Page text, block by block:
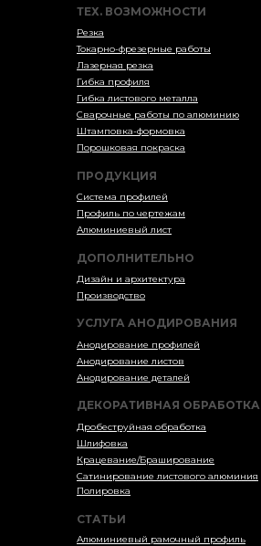
ПРОДУКЦИЯ
Система профилей
Профиль по чертежам
Алюминиевый лист
УСЛУГА АНОДИРОВАНИЯ
Анодирование профилей
Анодирование листов
Анодирование деталей
СТАТЬИ
Алюминиевый рамочный профиль
ДОПОЛНИТЕЛЬНО
Дизайн и архитектура
Производство
ТЕХ. ВОЗМОЖНОСТИ
Резка
Токарно-фрезерные работы
Лазерная резка
Гибка профиля
Гибка листового металла
Сварочные работы по алюминию
Штамповка-формовка
Порошковая покраска
ДЕКОРАТИВНАЯ ОБРАБОТКА
Дробеструйная обработка
Шлифовка
Сатинирование листового алюминия
Крацевание/Браширование
Полировка